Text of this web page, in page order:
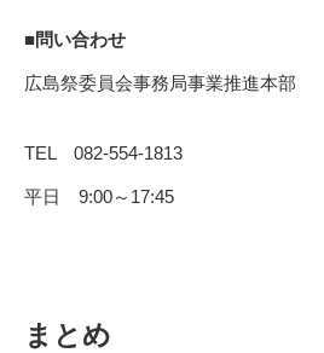
■問い合わせ
広島祭委員会事務局事業推進本部
TEL 082-554-1813
平日 9:00～17:45
まとめ